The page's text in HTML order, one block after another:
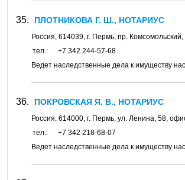
ПЛОТНИКОВА Г. Ш., НОТАРИУС
Россия, 614039, г. Пермь, пр. Комсомольский,
тел.:
+7 342 244-57-68
Ведет наследственные дела к имуществу
ПОКРОВСКАЯ Я. В., НОТАРИУС
Россия, 614000, г. Пермь, ул. Ленина, 58,
тел.:
+7 342 218-68-07
Ведет наследственные дела к имуществу